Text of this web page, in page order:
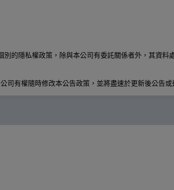
的隱私權政策，除與本公司有委託關係者外，其資料
有權隨時修改本公告政策，並將盡速於更新後公告或